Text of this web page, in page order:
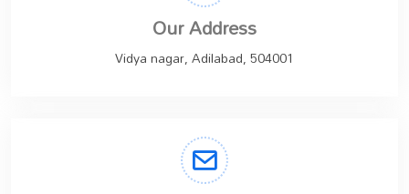
Our Address
Vidya nagar, Adilabad, 504001